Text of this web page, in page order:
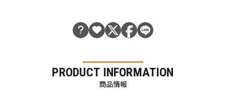
PRODUCT INFORMATION
商品情報